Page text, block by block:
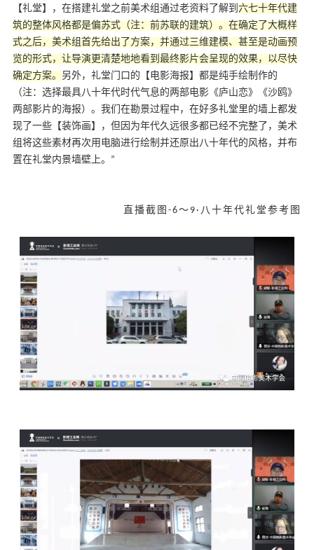
【礼堂】，在搭建礼堂之前美术组通过老资料了解到 六七十年代建
筑的整体风格都是偏苏式（注：前苏联的建筑）。在确定了大概样
式之后，美术组首先给出了方案，并通过三维建模、甚至是动画预
览的形式，让导演更清楚地地看到最终影片会呈现的效果，以尽快
确定方案。 另外，礼堂门口的【电影海报】都是纯手绘制作的
（注：选择最具八十年代时代气息的两部电影《庐山恋》《沙鸥》
两部影片的海报）。我们在勘景过程中，在好多礼堂里的墙上都发
现了一些【装饰画】，但因为年代久远很多都已经不完整了，美术
组将这些素材再次用电脑进行绘制并还原出八十年代的风格，并布
置在礼堂内景墙壁上。”
直播截图-6～9·八十年代礼堂参考图